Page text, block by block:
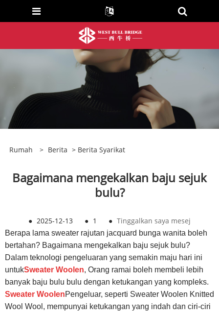
Rumah > Berita > Berita Syarikat
Bagaimana mengekalkan baju sejuk
bulu?
● 2025-12-13 ● 1 ● Tinggalkan saya mesej
Berapa lama sweater rajutan jacquard bunga wanita boleh
bertahan? Bagaimana mengekalkan baju sejuk bulu?
Dalam teknologi pengeluaran yang semakin maju hari ini
untukSweater Woolen, Orang ramai boleh membeli lebih
banyak baju bulu bulu dengan ketukangan yang kompleks.
Sweater WoolenPengeluar, seperti Sweater Woolen Knitted
Wool Wool, mempunyai ketukangan yang indah dan ciri-ciri